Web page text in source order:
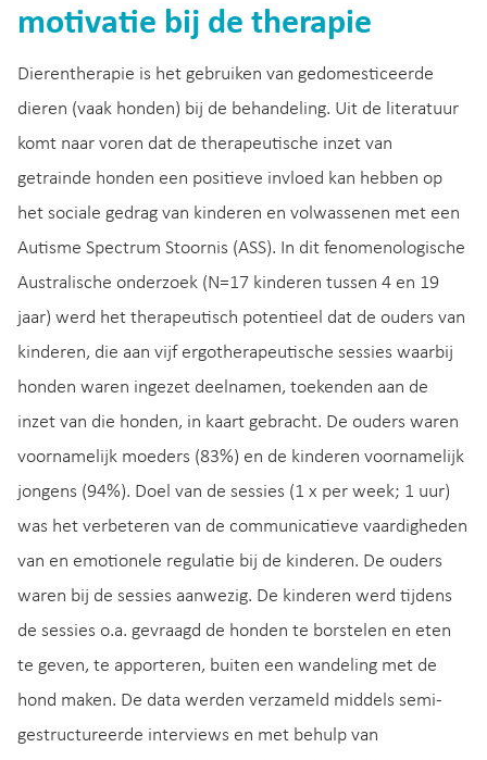
motivatie bij de therapie
Dierentherapie is het gebruiken van gedomesticeerde
dieren (vaak honden) bij de behandeling. Uit de literatuur
komt naar voren dat de therapeutische inzet van
getrainde honden een positieve invloed kan hebben op
het sociale gedrag van kinderen en volwassenen met een
Autisme Spectrum Stoornis (ASS). In dit fenomenologische
Australische onderzoek (N=17 kinderen tussen 4 en 19
jaar) werd het therapeutisch potentieel dat de ouders van
kinderen, die aan vijf ergotherapeutische sessies waarbij
honden waren ingezet deelnamen, toekenden aan de
inzet van die honden, in kaart gebracht. De ouders waren
voornamelijk moeders (83%) en de kinderen voornamelijk
jongens (94%). Doel van de sessies (1 x per week; 1 uur)
was het verbeteren van de communicatieve vaardigheden
van en emotionele regulatie bij de kinderen. De ouders
waren bij de sessies aanwezig. De kinderen werd tijdens
de sessies o.a. gevraagd de honden te borstelen en eten
te geven, te apporteren, buiten een wandeling met de
hond maken. De data werden verzameld middels semi-
gestructureerde interviews en met behulp van